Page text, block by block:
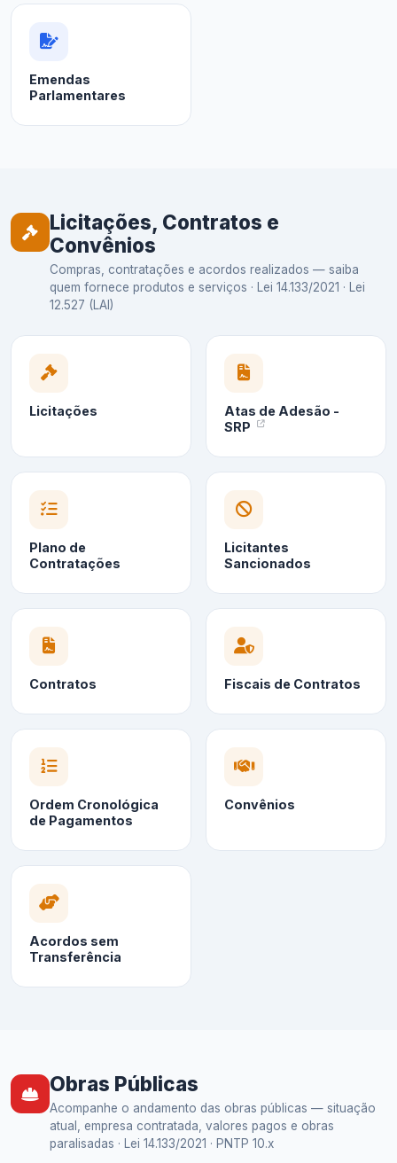
Emendas
Parlamentares
Licitações, Contratos e
Convênios
Compras, contratações e acordos realizados — saiba
quem fornece produtos e serviços · Lei 14.133/2021 · Lei
12.527 (LAI)
Licitações
Atas de Adesão -
SRP
Plano de
Contratações
Licitantes
Sancionados
Contratos Fiscais de Contratos
Ordem Cronológica
de Pagamentos
Convênios
Acordos sem
Transferência
Obras Públicas
Acompanhe o andamento das obras públicas — situação
atual, empresa contratada, valores pagos e obras
paralisadas · Lei 14.133/2021 · PNTP 10.x